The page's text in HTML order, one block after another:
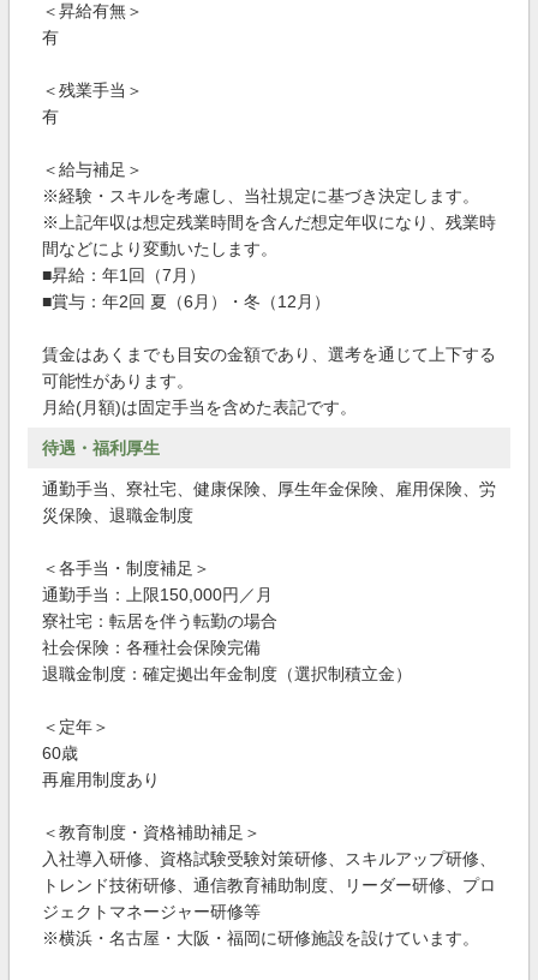
＜昇給有無＞
有
＜残業手当＞
有
＜給与補足＞
※経験・スキルを考慮し、当社規定に基づき決定します。
※上記年収は想定残業時間を含んだ想定年収になり、残業時
間などにより変動いたします。
■昇給：年1回（7月）
■賞与：年2回 夏（6月）・冬（12月）
賃金はあくまでも目安の金額であり、選考を通じて上下する
可能性があります。
月給(月額)は固定手当を含めた表記です。
待遇・福利厚生
通勤手当、寮社宅、健康保険、厚生年金保険、雇用保険、労
災保険、退職金制度
＜各手当・制度補足＞
通勤手当：上限150,000円／月
寮社宅：転居を伴う転勤の場合
社会保険：各種社会保険完備
退職金制度：確定拠出年金制度（選択制積立金）
＜定年＞
60歳
再雇用制度あり
＜教育制度・資格補助補足＞
入社導入研修、資格試験受験対策研修、スキルアップ研修、
トレンド技術研修、通信教育補助制度、リーダー研修、プロ
ジェクトマネージャー研修等
※横浜・名古屋・大阪・福岡に研修施設を設けています。